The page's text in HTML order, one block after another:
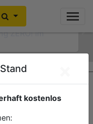
in der
Interaktive
ZERO! im
kostenlos